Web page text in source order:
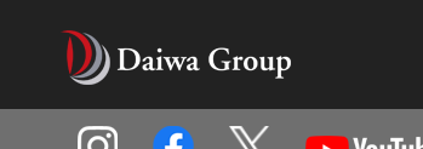
SUSTAINABILITY
RECRUIT